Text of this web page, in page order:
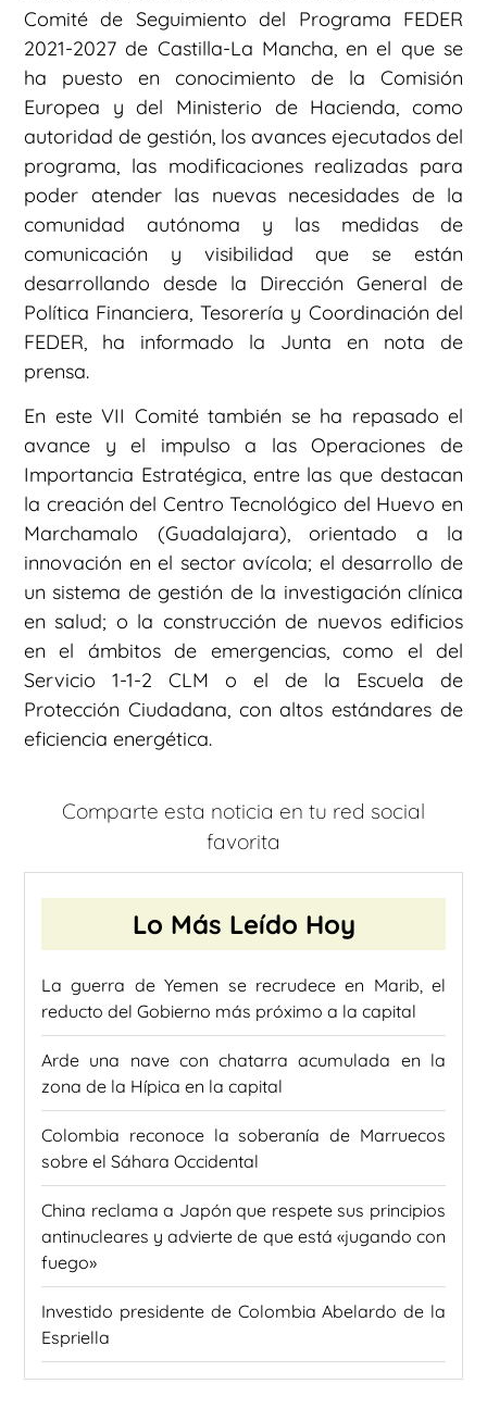
Comité de Seguimiento del Programa FEDER
2021-2027 de Castilla-La Mancha, en el que se
ha puesto en conocimiento de la Comisión
Europea y del Ministerio de Hacienda, como
autoridad de gestión, los avances ejecutados del
programa, las modificaciones realizadas para
poder atender las nuevas necesidades de la
comunidad autónoma y las medidas de
comunicación y visibilidad que se están
desarrollando desde la Dirección General de
Política Financiera, Tesorería y Coordinación del
FEDER, ha informado la Junta en nota de
prensa.
En este VII Comité también se ha repasado el
avance y el impulso a las Operaciones de
Importancia Estratégica, entre las que destacan
la creación del Centro Tecnológico del Huevo en
Marchamalo (Guadalajara), orientado a la
innovación en el sector avícola; el desarrollo de
un sistema de gestión de la investigación clínica
en salud; o la construcción de nuevos edificios
en el ámbitos de emergencias, como el del
Servicio 1-1-2 CLM o el de la Escuela de
Protección Ciudadana, con altos estándares de
eficiencia energética.
Comparte esta noticia en tu red social
favorita
Lo Más Leído Hoy
La guerra de Yemen se recrudece en Marib, el
reducto del Gobierno más próximo a la capital
Arde una nave con chatarra acumulada en la
zona de la Hípica en la capital
Colombia reconoce la soberanía de Marruecos
sobre el Sáhara Occidental
China reclama a Japón que respete sus principios
antinucleares y advierte de que está «jugando con
fuego»
Investido presidente de Colombia Abelardo de la
Espriella